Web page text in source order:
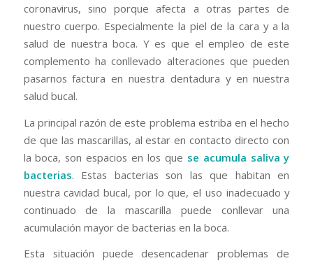
coronavirus, sino porque afecta a otras partes de
nuestro cuerpo. Especialmente la piel de la cara y a la
salud de nuestra boca. Y es que el empleo de este
complemento ha conllevado alteraciones que pueden
pasarnos factura en nuestra dentadura y en nuestra
salud bucal.
La principal razón de este problema estriba en el hecho
de que las mascarillas, al estar en contacto directo con
la boca, son espacios en los que se acumula saliva y
bacterias. Estas bacterias son las que habitan en
nuestra cavidad bucal, por lo que, el uso inadecuado y
continuado de la mascarilla puede conllevar una
acumulación mayor de bacterias en la boca.
Esta situación puede desencadenar problemas de